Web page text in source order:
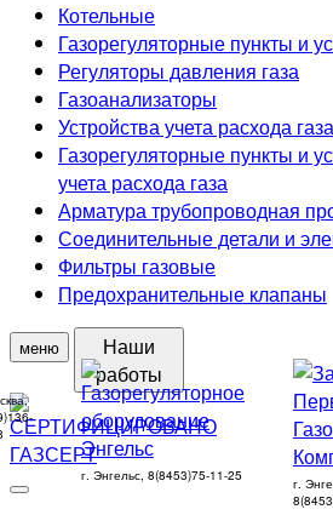
Котельные
Газорегуляторные пункты и
Регуляторы давления газа
Газоанализаторы
Устройства учета расхода газа
Газорегуляторные пункты и
учета расхода газа
Арматура трубопроводная
Соединительные детали и
Фильтры газовые
Предохранительные клапаны
меню
Наши
работы
г. Энгельс, 8(8453)75-11-25
г.